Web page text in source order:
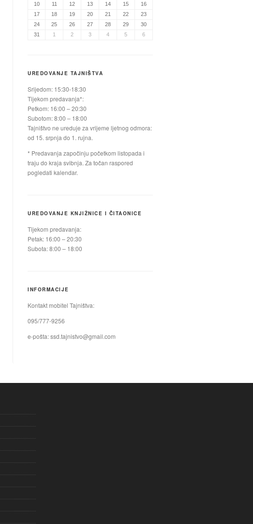
10
11 12 13 14 15
16
17
18 19 20 21 22
23
24
25 26 27 28 29
30
31
1 2 3 4 5 6
UREDOVANJE TAJNIŠTVA
Srijedom: 15:30-18:30
Tijekom predavanja*:
Petkom: 16:00 – 20:30
Subotom: 8:00 – 18:00
Tajništvo ne ureduje za vrijeme ljetnog odmora:
od 15. srpnja do 1. rujna.
* Predavanja započinju početkom listopada i
traju do kraja svibnja. Za točan raspored
pogledati kalendar.
UREDOVANJE KNJIŽNICE I ČITAONICE
Tijekom predavanja:
Petak: 16:00 – 20:30
Subota: 8:00 – 18:00
INFORMACIJE
Kontakt mobitel Tajništva:
095/777-9256
e-pošta:ssd.tajnistvo@gmail.com